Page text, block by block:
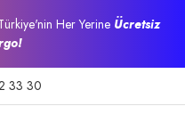
Her Yerine Ücretsiz
33 30